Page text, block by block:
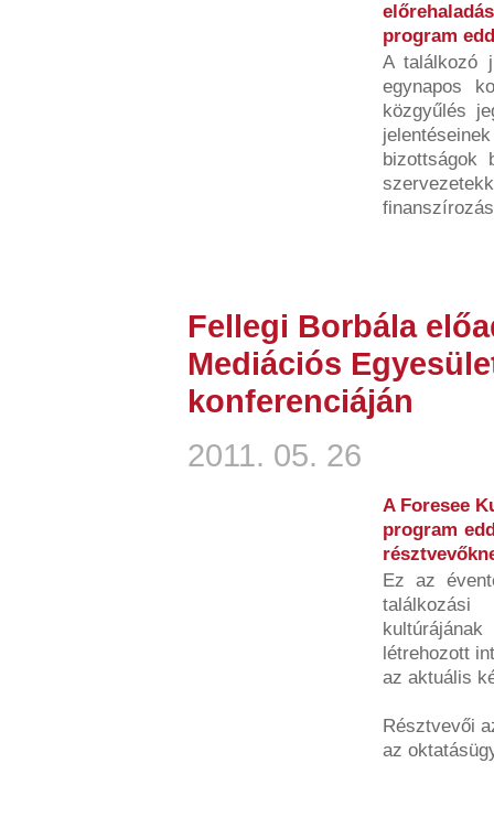
program
A találkozó
egynapos
közgyűlés
bizottságok
Fellegi Borbála
Mediációs
konferenciáján
2011. 05. 26
A Foresee
program
Ez az
létrehozott
az aktuális
Résztvevői
az